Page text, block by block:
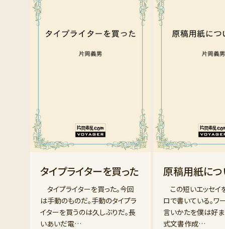
タイプライターを買った
タイプライターを買った。今回
は手動のものだ。手動のタイプラ
イターを買うのは久しぶりだ。長
いあいだ電…
原稿用紙につ
この短いエッセイ
ロで書いている。ワ
言いかたを僕は好
式文書作成…